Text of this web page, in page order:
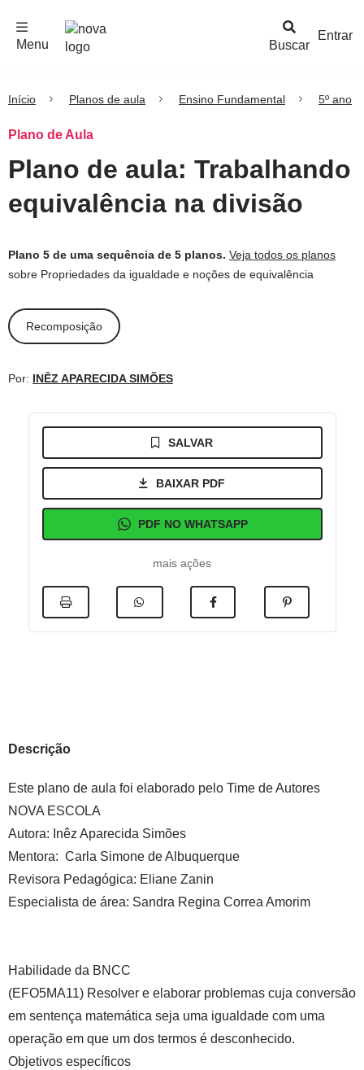
Buscar
Menu
Entrar
Início Planos de aula Ensino Fundamental 5º ano
Plano de Aula
Plano de aula: Trabalhando
equivalência na divisão
Plano 5 de uma sequência de 5 planos. Veja todos os planos
sobre Propriedades da igualdade e noções de equivalência
Recomposição
Por: INÊZ APARECIDA SIMÕES
SALVAR
BAIXAR PDF
PDF NO WHATSAPP
mais ações
Descrição
Este plano de aula foi elaborado pelo Time de Autores
NOVA ESCOLA
Autora: Inêz Aparecida Simões
Mentora: Carla Simone de Albuquerque
Revisora Pedagógica: Eliane Zanin
Especialista de área: Sandra Regina Correa Amorim
Habilidade da BNCC
(EFO5MA11) Resolver e elaborar problemas cuja conversão
em sentença matemática seja uma igualdade com uma
operação em que um dos termos é desconhecido.
Objetivos específicos